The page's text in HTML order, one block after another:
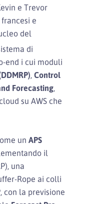
e Trevor
e
del
di
end i cui moduli
, Control
Forecasting,
su AWS che
un APS
il
una
Rope ai colli
con la previsione